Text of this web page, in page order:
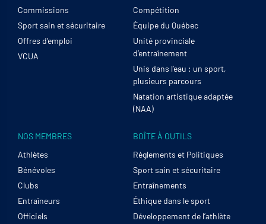
Commissions
Sport sain et sécuritaire
Offres d’emploi
VCUA
Compétition
Équipe du Québec
Unité provinciale
d’entraînement
Unis dans l’eau : un sport,
plusieurs parcours
Natation artistique adaptée
(NAA)
NOS MEMBRES
Athlètes
Bénévoles
Clubs
Entraîneurs
Officiels
BOÎTE À OUTILS
Règlements et Politiques
Sport sain et sécuritaire
Entraînements
Éthique dans le sport
Développement de l’athlète